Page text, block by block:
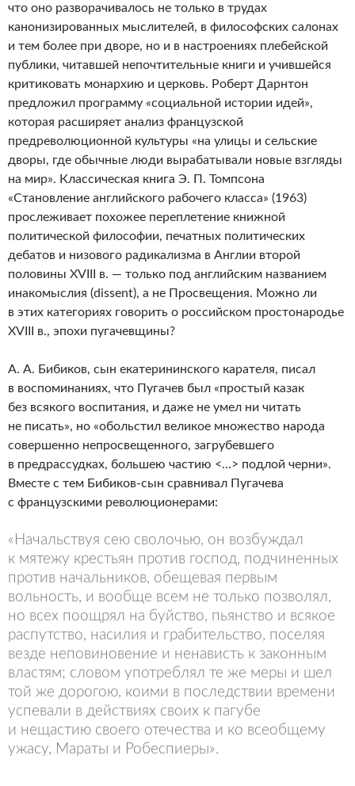
что оно разворачивалось не только в трудах
канонизированных мыслителей, в философских салонах
и тем более при дворе, но и в настроениях плебейской
публики, читавшей непочтительные книги и учившейся
критиковать монархию и церковь. Роберт Дарнтон
предложил программу «социальной истории идей»,
которая расширяет анализ французской
предреволюционной культуры «на улицы и сельские
дворы, где обычные люди вырабатывали новые взгляды
на мир». Классическая книга Э. П. Томпсона
«Становление английского рабочего класса» (1963)
прослеживает похожее переплетение книжной
политической философии, печатных политических
дебатов и низового радикализма в Англии второй
половины XVIII в. — только под английским названием
инакомыслия (dissent), а не Просвещения. Можно ли
в этих категориях говорить о российском простонародье
XVIII в., эпохи пугачевщины?
А. А. Бибиков, сын екатерининского карателя, писал
в воспоминаниях, что Пугачев был «простый казак
без всякого воспитания, и даже не умел ни читать
не писать», но «обольстил великое множество народа
совершенно непросвещенного, загрубевшего
в предрассудках, большею частию <…> подлой черни».
Вместе с тем Бибиков-сын сравнивал Пугачева
с французскими революционерами:
«Начальствуя сею сволочью, он возбуждал
к мятежу крестьян против господ, подчиненных
против начальников, обещевая первым
вольность, и вообще всем не только позволял,
но всех поощрял на буйство, пьянство и всякое
распутство, насилия и грабительство, поселяя
везде неповиновение и ненависть к законным
властям; словом употреблял те же меры и шел
той же дорогою, коими в последствии времени
успевали в действиях своих к пагубе
и нещастию своего отечества и ко всеобщему
ужасу, Мараты и Робеспиеры».